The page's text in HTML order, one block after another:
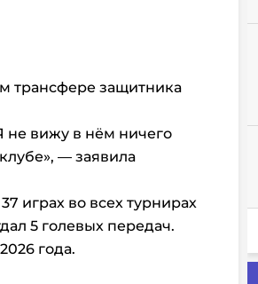
трансфере защитника
не вижу в нём ничего
— заявила
играх во всех турнирах
5 голевых передач.
года.